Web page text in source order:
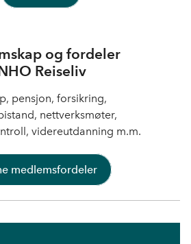
og fordeler
Reiseliv
pensjon, forsikring,
nettverksmøter,
videreutdanning m.m.
medlemsfordeler